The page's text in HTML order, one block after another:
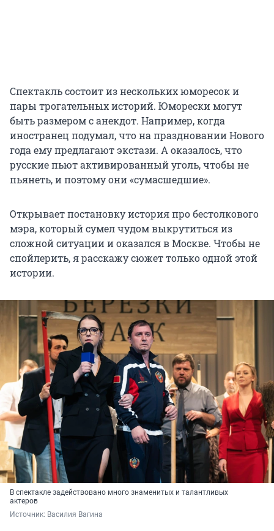
Спектакль состоит из нескольких юморесок и
пары трогательных историй. Юморески могут
быть размером с анекдот. Например, когда
иностранец подумал, что на праздновании Нового
года ему предлагают экстази. А оказалось, что
русские пьют активированный уголь, чтобы не
пьянеть, и поэтому они «сумасшедшие».
Открывает постановку история про бестолкового
мэра, который сумел чудом выкрутиться из
сложной ситуации и оказался в Москве. Чтобы не
спойлерить, я расскажу сюжет только одной этой
истории.
В спектакле задействовано много знаменитых и талантливых
актеров
Источник: Василия Вагина